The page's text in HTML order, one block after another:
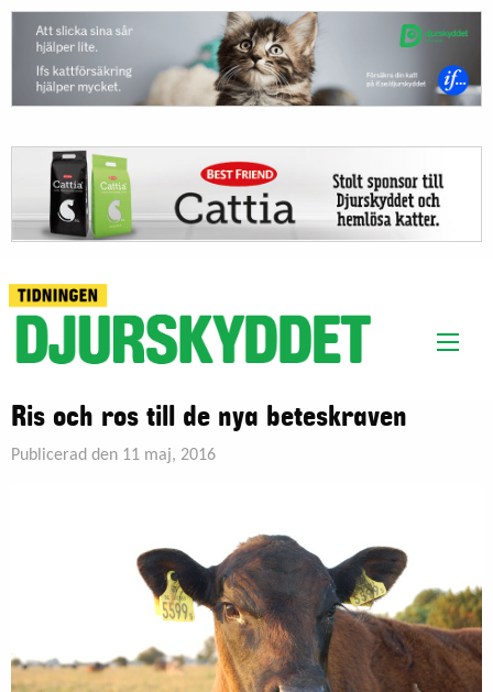
Ris och ros till de nya beteskraven
Publicerad den 11 maj, 2016